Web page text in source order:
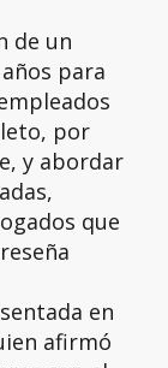
de un
para
por
y abordar
que
en
afirmó